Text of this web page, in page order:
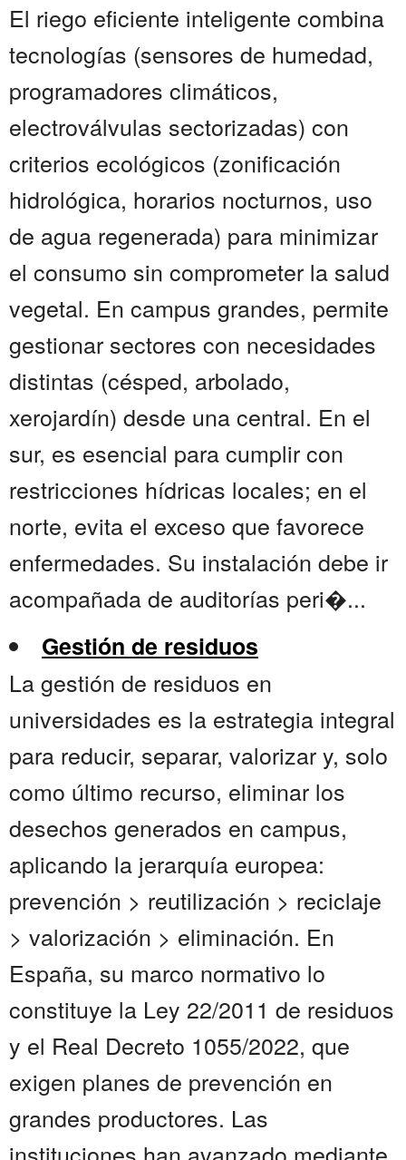
El riego eficiente inteligente combina
tecnologías (sensores de humedad,
programadores climáticos,
electroválvulas sectorizadas) con
criterios ecológicos (zonificación
hidrológica, horarios nocturnos, uso
de agua regenerada) para minimizar
el consumo sin comprometer la salud
vegetal. En campus grandes, permite
gestionar sectores con necesidades
distintas (césped, arbolado,
xerojardín) desde una central. En el
sur, es esencial para cumplir con
restricciones hídricas locales; en el
norte, evita el exceso que favorece
enfermedades. Su instalación debe ir
acompañada de auditorías peri�...
Gestión de residuos
La gestión de residuos en
universidades es la estrategia integral
para reducir, separar, valorizar y, solo
como último recurso, eliminar los
desechos generados en campus,
aplicando la jerarquía europea:
prevención > reutilización > reciclaje
> valorización > eliminación. En
España, su marco normativo lo
constituye la Ley 22/2011 de residuos
y el Real Decreto 1055/2022, que
exigen planes de prevención en
grandes productores. Las